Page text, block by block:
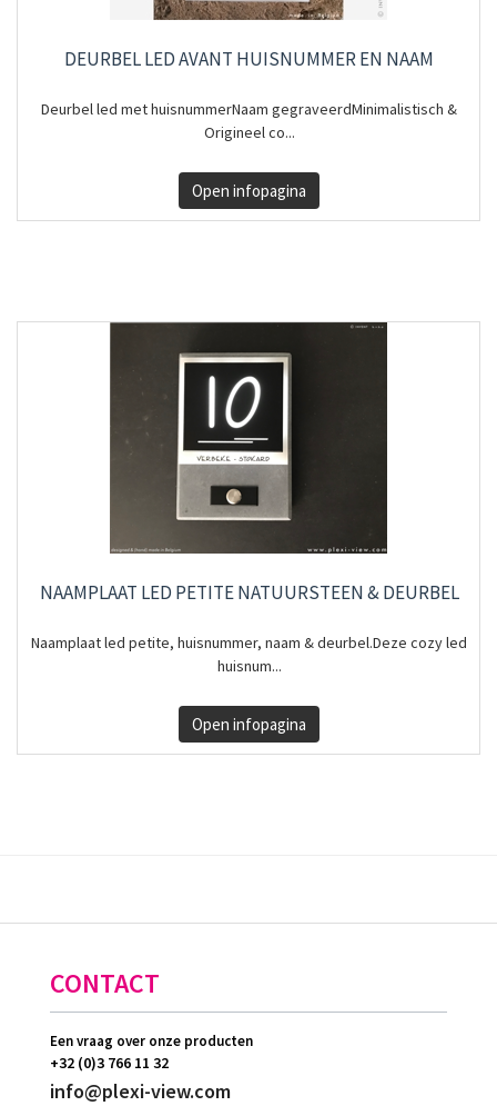
DEURBEL LED AVANT HUISNUMMER EN NAAM
Deurbel led met huisnummerNaam gegraveerdMinimalistisch &
Origineel co...
Open infopagina
NAAMPLAAT LED PETITE NATUURSTEEN & DEURBEL
Naamplaat led petite, huisnummer, naam & deurbel.Deze cozy led
huisnum...
Open infopagina
CONTACT
Een vraag over onze producten
+32 (0)3 766 11 32
info@plexi-view.com